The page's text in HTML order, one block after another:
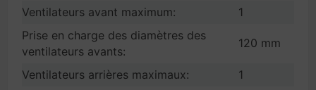
Ventilateurs avant maximum:
1
Prise en charge des diamètres des
ventilateurs avants:
120 mm
Ventilateurs arrières maximaux:
1